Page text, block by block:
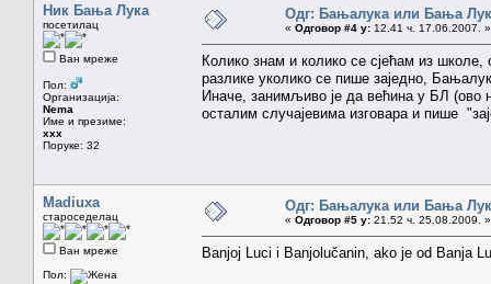
Ник Бања Лука
посетилац
Ван мреже
Пол:
Организација:
Nema
Име и презиме:
xxx
Поруке: 32
Одг: Бањалука или Бања
« Одговор #4 у: 12.41 ч. 17.06.2007. »
Колико знам и колико се сјећам из школе,
разлике уколико се пише заједно,
Иначе, занимљиво је да већина у БЛ
осталим случајевима изговара и пише
Madiuxa
староседелац
Ван мреже
Пол:
Одг: Бањалука или Бања
« Одговор #5 у: 21.52 ч. 25.08.2009. »
Banjoj Luci i Banjolučanin, ako je od Banja